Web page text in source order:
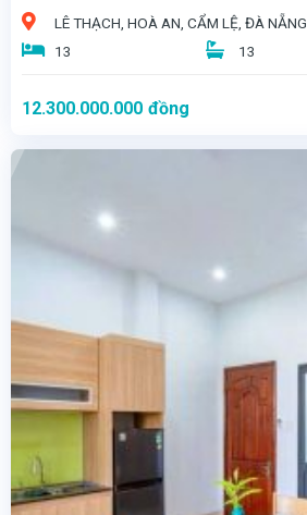
LÊ THẠCH, HOÀ AN, CẨM LỆ, ĐÀ NẴNG
13
13
12.300.000.000 đồng